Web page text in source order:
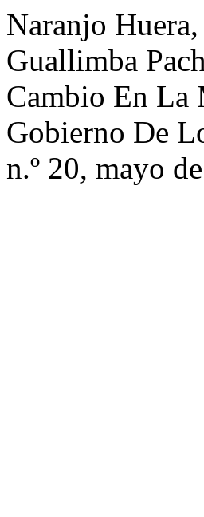
Naranjo
Guallimba
Cambio En La
Gobierno De
n.º 20, mayo